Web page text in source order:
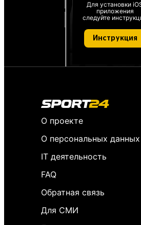
Для установки
приложения
следуйте
Инструкция
О проекте
О персональных данных
IT деятельность
FAQ
Обратная связь
Для СМИ